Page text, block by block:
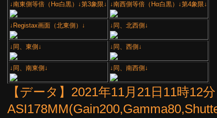
↓南東側等倍（Hα白黒）↓第3象限↓ ↓南西側等倍（Hα白黒）↓第4象限↓
↓Registax画面（北東側）↓ ↓同、北西側↓
↓同、東側↓ ↓同、西側↓
↓同、南東側↓ ↓同、南西側↓
【データ】2021年11月21日11時12